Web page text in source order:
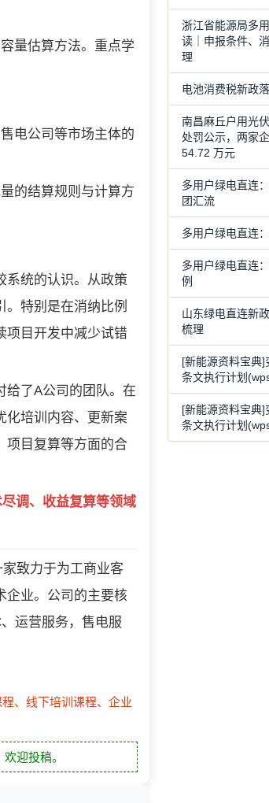
量估算方法。重点学
电公司等市场主体的
的结算规则与计算方
系统的认识。从政策
特别是在消纳比例
项目开发中减少试错
给了A公司的团队。在
化培训内容、更新案
项目复算等方面的合
调、收益复算等领域
致力于为工商业客
企业。公司的主要核
运营服务，售电服
、线下培训课程、企业
迎投稿。
浙江省能源局多
读｜申报条件、
理
电池消费税新政
南昌麻丘户用光
处罚公示，两家
54.72 万元
多用户绿电直连
团汇流
多用户绿电直连
多用户绿电直连
例
山东绿电直连新
梳理
[新能源资料宝典]
条文执行计划
[新能源资料宝典]
条文执行计划